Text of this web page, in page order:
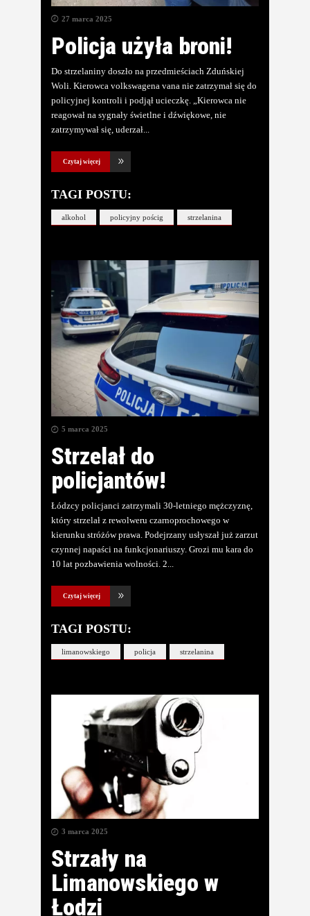
27 marca 2025
Policja użyła broni!
Do strzelaniny doszło na przedmieściach Zduńskiej
Woli. Kierowca volkswagena vana nie zatrzymał się do
policyjnej kontroli i podjął ucieczkę. „Kierowca nie
reagował na sygnały świetlne i dźwiękowe, nie
zatrzymywał się, uderzał
Czytaj więcej
TAGI POSTU:
alkohol policyjny pościg strzelanina
5 marca 2025
Strzelał do
policjantów!
Łódzcy policjanci zatrzymali 30-letniego mężczyznę,
który strzelał z rewolweru czarnoprochowego w
kierunku stróżów prawa. Podejrzany usłyszał już zarzut
czynnej napaści na funkcjonariuszy. Grozi mu kara do
10 lat pozbawienia wolności. 2
Czytaj więcej
TAGI POSTU:
limanowskiego policja strzelanina
3 marca 2025
Strzały na
Limanowskiego w
Łodzi